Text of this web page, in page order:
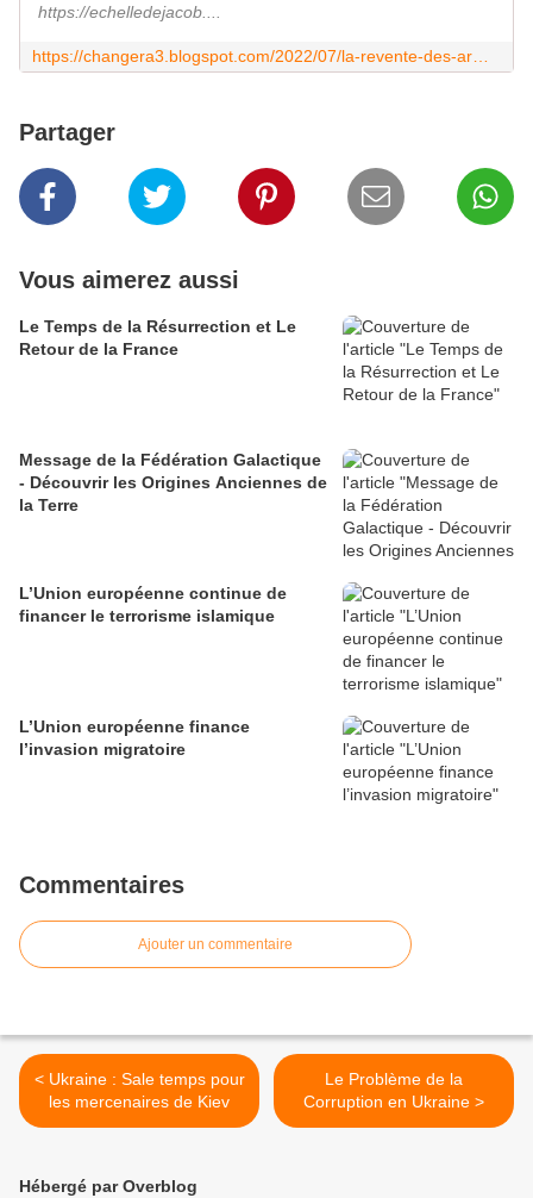
https://echelledejacob....
Partager
Vous aimerez aussi
Le Temps de la Résurrection et Le
Retour de la France
Message de la Fédération Galactique
- Découvrir les Origines Anciennes de
la Terre
L’Union européenne continue de
financer le terrorisme islamique
L’Union européenne finance
l’invasion migratoire
Commentaires
Ajouter un commentaire
< Ukraine : Sale temps pour
les mercenaires de Kiev
Le Problème de la
Corruption en Ukraine >
Hébergé par Overblog